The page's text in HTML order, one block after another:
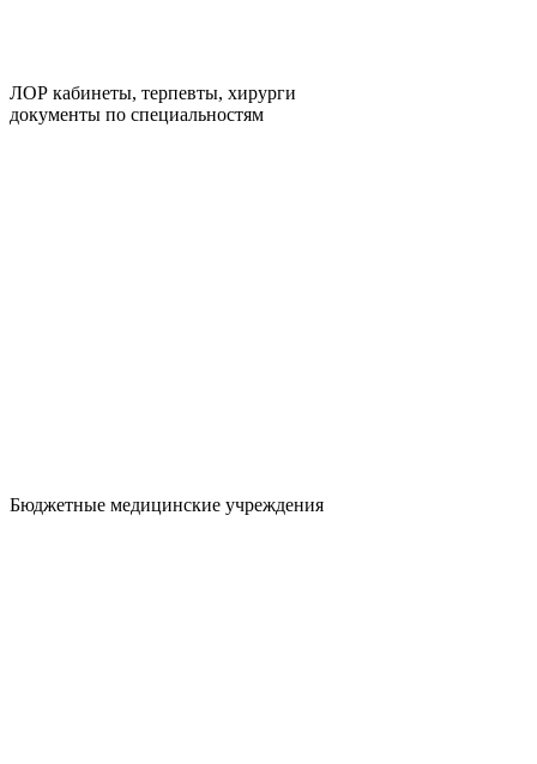
ЛОР кабинеты, терпевты, хирурги
документы по специальностям
Бюджетные медицинские учреждения